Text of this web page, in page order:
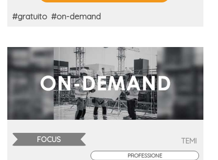
#gratuito #on-demand
FOCUS TEMI
PROFESSIONE